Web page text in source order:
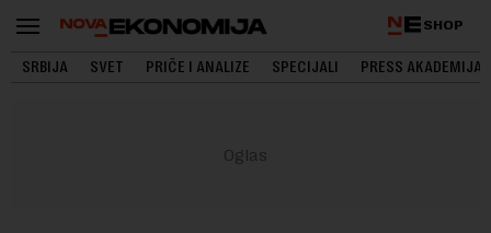
SHOP
SRBIJA SVET PRIČE I ANALIZE SPECIJALI PRESS AKADEMIJA